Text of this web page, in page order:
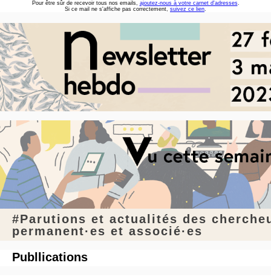
Pour être sûr de recevoir tous nos emails, ajoutez-nous à votre carnet d'adresses.
Si ce mail ne s'affiche pas correctement, suivez ce lien.
#Parutions et actualités des
permanent·es et associé·es
Publlications